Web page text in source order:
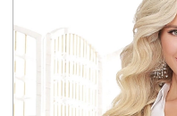
PREMIUM
РАСПРОДАЖА